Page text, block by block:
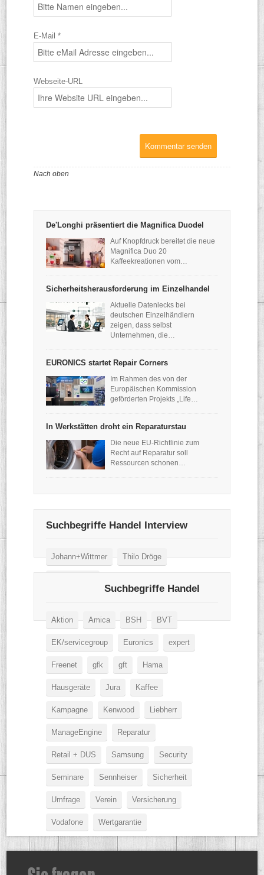
E-Mail *
Webseite-URL
Nach oben
De'Longhi präsentiert die Magnifica Duodel
Auf Knopfdruck bereitet die neue
Magnifica Duo 20
Kaffeekreationen vom…
Sicherheitsherausforderung im Einzelhandel
Aktuelle Datenlecks bei
deutschen Einzelhändlern
zeigen, dass selbst
Unternehmen, die…
EURONICS startet Repair Corners
Im Rahmen des von der
Europäischen Kommission
geförderten Projekts „Life…
In Werkstätten droht ein Reparaturstau
Die neue EU-Richtlinie zum
Recht auf Reparatur soll
Ressourcen schonen…
Suchbegriffe Handel Interview
Johann+Wittmer Thilo Dröge
Suchbegriffe Handel
Aktion Amica BSH BVT
EK/servicegroup Euronics expert
Freenet gfk gft Hama
Hausgeräte Jura Kaffee
Kampagne Kenwood Liebherr
ManageEngine Reparatur
Retail + DUS Samsung Security
Seminare Sennheiser Sicherheit
Umfrage Verein Versicherung
Vodafone Wertgarantie